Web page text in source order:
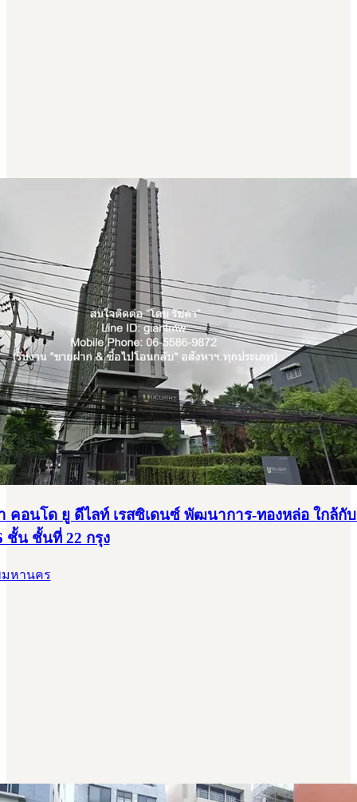
คอนโด ยู ดีไลท์ เรสซิเดนซ์ พัฒนาการ-ทองหล่อ ใกล้กั
ชั้น ชั้นที่ 22 กรุง
มหานคร